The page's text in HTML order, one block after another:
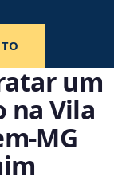
um
na Vila